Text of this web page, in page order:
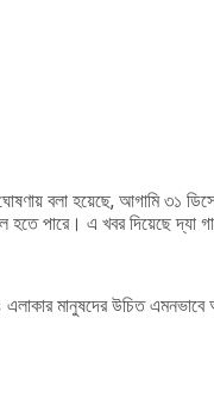
বলা হয়েছে, আগামি ৩১
হতে পারে। এ খবর দিয়েছে দ্যা
এলাকার মানুষদের উচিত